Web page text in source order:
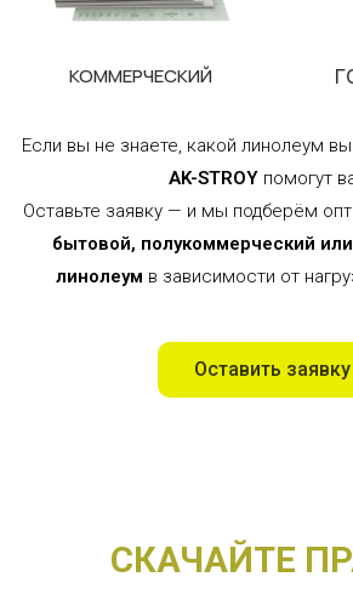
КОММЕРЧЕСКИЙ
Если вы не знаете, какой линолеум
AK-STROY помогут
Оставьте заявку — и мы подберём
бытовой, полукоммерческий
линолеум в зависимости от
Оставить заявку
СКАЧАЙТЕ